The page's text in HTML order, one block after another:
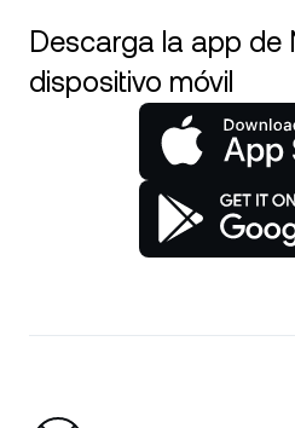
Descarga la app de
dispositivo móvil